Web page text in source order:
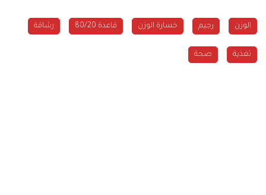
الوزن رجيم خسارة الوزن قاعدة 80/20 رشاقة
تغذية صحة